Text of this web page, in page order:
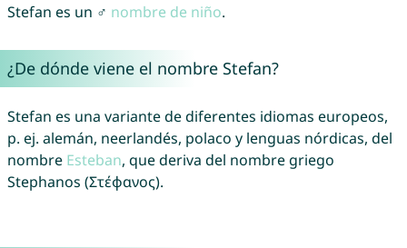
Stefan es un ♂ nombre de niño.
¿De dónde viene el nombre Stefan?
Stefan es una variante de diferentes idiomas europeos,
p. ej. alemán, neerlandés, polaco y lenguas nórdicas, del
nombre Esteban, que deriva del nombre griego
Stephanos (Στέφανος).